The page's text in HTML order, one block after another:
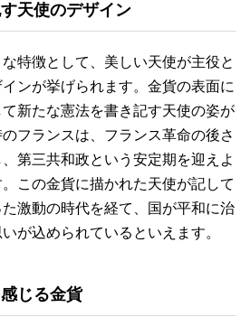
天使のデザイン
特徴として、美しい天使が主役と
ンが挙げられます。金貨の表面に
新たな憲法を書き記す天使の姿が
フランスは、フランス革命の後さ
第三共和政という安定期を迎えよ
この金貨に描かれた天使が記して
激動の時代を経て、国が平和に治
が込められているといえます。
じる金貨